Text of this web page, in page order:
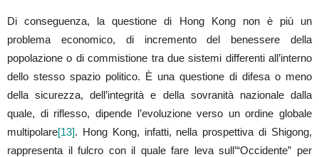
Di conseguenza, la questione di Hong Kong non è più un
problema economico, di incremento del benessere della
popolazione o di commistione tra due sistemi differenti all’interno
dello stesso spazio politico. È una questione di difesa o meno
della sicurezza, dell’integrità e della sovranità nazionale dalla
quale, di riflesso, dipende l’evoluzione verso un ordine globale
multipolare[13]. Hong Kong, infatti, nella prospettiva di Shigong,
rappresenta il fulcro con il quale fare leva sull’“Occidente” per